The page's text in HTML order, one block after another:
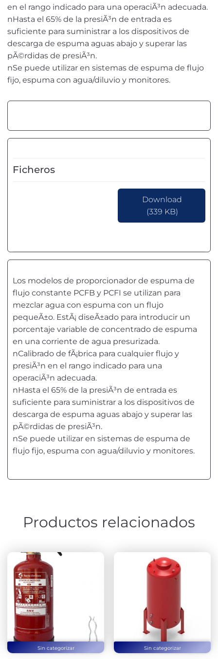
en el rango indicado para una operaciÃ³n adecuada.
nHasta el 65% de la presiÃ³n de entrada es
suficiente para suministrar a los dispositivos de
descarga de espuma aguas abajo y superar las
pÃ©rdidas de presiÃ³n.
nSe puede utilizar en sistemas de espuma de flujo
fijo, espuma con agua/diluvio y monitores.
Ficheros
Download
(339 KB)
Los modelos de proporcionador de espuma de
flujo constante PCFB y PCFI se utilizan para
mezclar agua con espuma con un flujo
pequeÃ±o. EstÃ¡ diseÃ±ado para introducir un
porcentaje variable de concentrado de espuma
en una corriente de agua presurizada.
nCalibrado de fÃ¡brica para cualquier flujo y
presiÃ³n en el rango indicado para una
operaciÃ³n adecuada.
nHasta el 65% de la presiÃ³n de entrada es
suficiente para suministrar a los dispositivos de
descarga de espuma aguas abajo y superar las
pÃ©rdidas de presiÃ³n.
nSe puede utilizar en sistemas de espuma de
flujo fijo, espuma con agua/diluvio y monitores.
Productos relacionados
Sin categorizar Sin categorizar